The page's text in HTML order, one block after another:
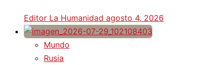
Editor La Humanidad agosto 4, 2026
Mundo
Rusia